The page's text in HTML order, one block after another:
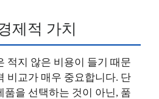
제적 가치
적지 않은 비용이 들기 때문
비교가 매우 중요합니다. 단
품을 선택하는 것이 아닌, 품